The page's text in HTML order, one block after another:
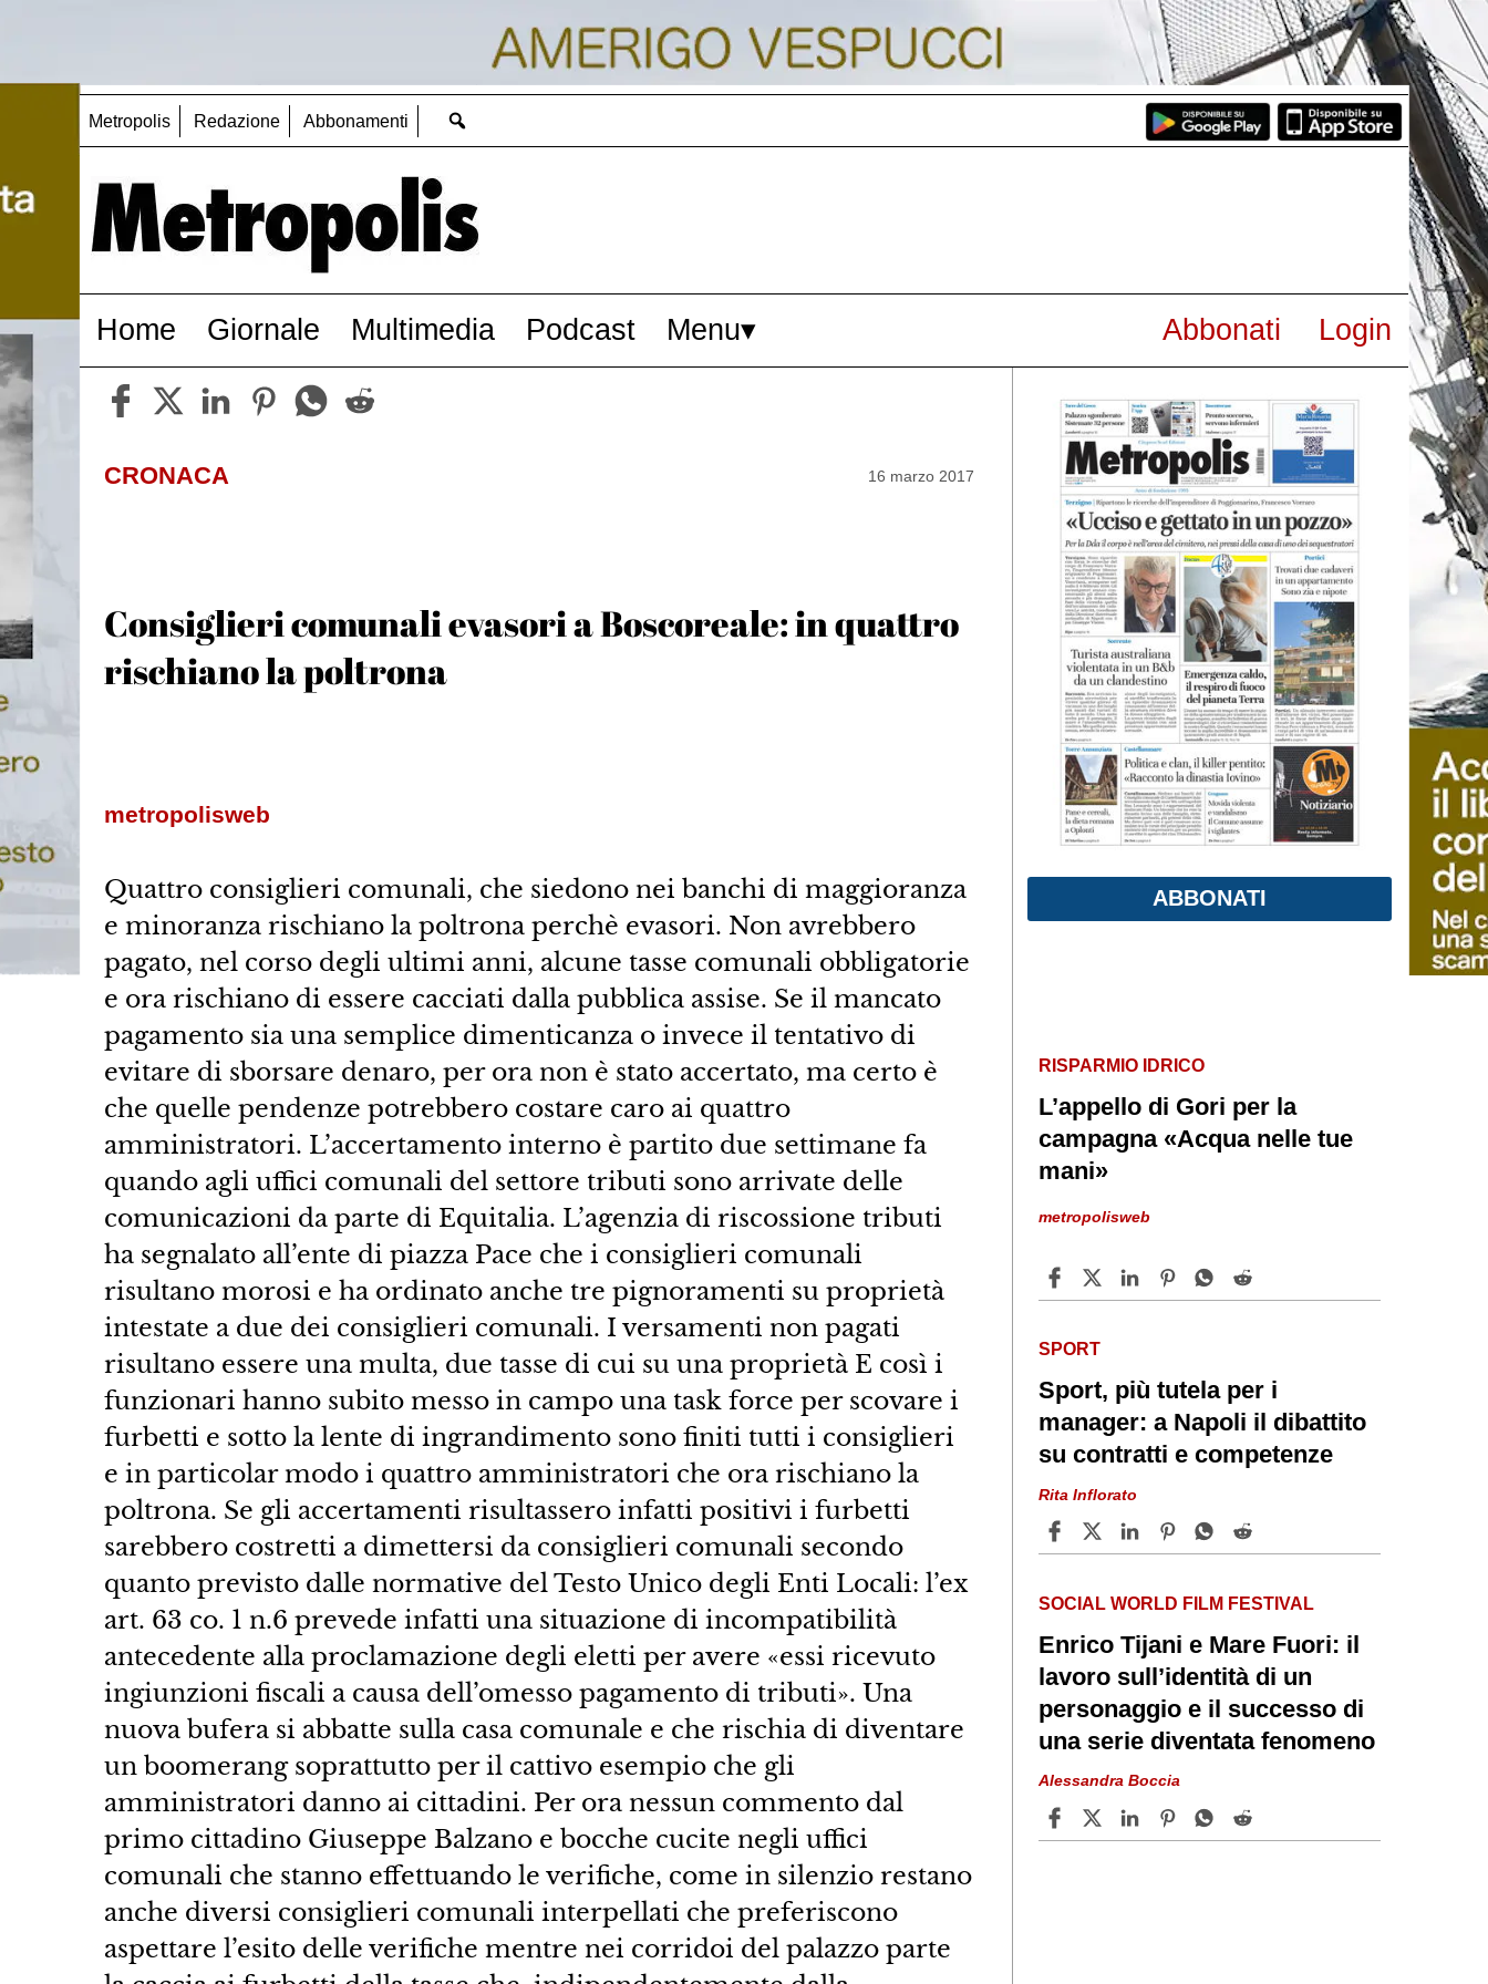
Metropolis Redazione Abbonamenti
Home Giornale Multimedia Podcast Menu Abbonati Login
CRONACA 16 marzo 2017
Consiglieri comunali evasori a Boscoreale: in quattro
rischiano la poltrona
metropolisweb
Quattro consiglieri comunali, che siedono nei banchi di maggioranza
e minoranza rischiano la poltrona perchè evasori. Non avrebbero
pagato, nel corso degli ultimi anni, alcune tasse comunali obbligatorie
e ora rischiano di essere cacciati dalla pubblica assise. Se il mancato
pagamento sia una semplice dimenticanza o invece il tentativo di
evitare di sborsare denaro, per ora non è stato accertato, ma certo è
che quelle pendenze potrebbero costare caro ai quattro
amministratori. L’accertamento interno è partito due settimane fa
quando agli uffici comunali del settore tributi sono arrivate delle
comunicazioni da parte di Equitalia. L’agenzia di riscossione tributi
ha segnalato all’ente di piazza Pace che i consiglieri comunali
risultano morosi e ha ordinato anche tre pignoramenti su proprietà
intestate a due dei consiglieri comunali. I versamenti non pagati
risultano essere una multa, due tasse di cui su una proprietà E così i
funzionari hanno subito messo in campo una task force per scovare i
furbetti e sotto la lente di ingrandimento sono finiti tutti i consiglieri
e in particolar modo i quattro amministratori che ora rischiano la
poltrona. Se gli accertamenti risultassero infatti positivi i furbetti
sarebbero costretti a dimettersi da consiglieri comunali secondo
quanto previsto dalle normative del Testo Unico degli Enti Locali: l’ex
art. 63 co. 1 n.6 prevede infatti una situazione di incompatibilità
antecedente alla proclamazione degli eletti per avere «essi ricevuto
ingiunzioni fiscali a causa dell’omesso pagamento di tributi». Una
nuova bufera si abbatte sulla casa comunale e che rischia di diventare
un boomerang soprattutto per il cattivo esempio che gli
amministratori danno ai cittadini. Per ora nessun commento dal
primo cittadino Giuseppe Balzano e bocche cucite negli uffici
comunali che stanno effettuando le verifiche, come in silenzio restano
anche diversi consiglieri comunali interpellati che preferiscono
aspettare l’esito delle verifiche mentre nei corridoi del palazzo parte
ABBONATI
RISPARMIO IDRICO
L’appello di Gori per la
campagna «Acqua nelle tue
mani»
metropolisweb
SPORT
Sport, più tutela per i
manager: a Napoli il dibattito
su contratti e competenze
Rita Inflorato
SOCIAL WORLD FILM FESTIVAL
Enrico Tijani e Mare Fuori: il
lavoro sull’identità di un
personaggio e il successo di
una serie diventata fenomeno
Alessandra Boccia